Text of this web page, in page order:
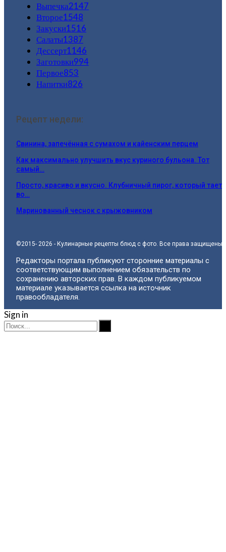
Выпечка2147
Второе1548
Закуски1516
Салаты1387
Дессерт1146
Заготовки994
Первое853
Напитки826
Рецепт недели:
Свинина, запечённая с сумахом и кайенским перцем
Как максимально улучшить вкус куриного бульона. Тот
самый…
Просто, красиво и вкусно. Клубничный пирог, который тает
во…
Маринованный чеснок с крыжовником
©2015- 2026 - Кулинарные рецепты блюд с фото. Все права защищены.
Редакторы портала публикуют сторонние материалы с
соответствующим выполнением обязательств по
сохранению авторских прав. В каждом публикуемом
материале указывается ссылка на источник
правообладателя.
Sign in